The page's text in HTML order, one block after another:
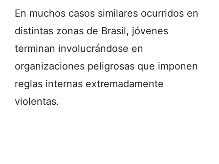
En muchos casos similares ocurridos en
distintas zonas de Brasil, jóvenes
terminan involucrándose en
organizaciones peligrosas que imponen
reglas internas extremadamente
violentas.